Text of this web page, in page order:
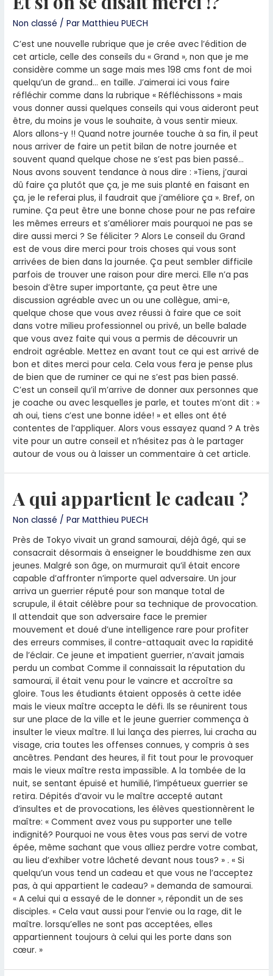
Non classé / ParMatthieu PUECH
C’est une nouvelle rubrique que je crée avec l’édition de
cet article, celle des conseils du « Grand », non que je me
considère comme un sage mais mes 198 cms font de moi
quelqu’un de grand… en taille. J’aimerai ici vous faire
réfléchir comme dans la rubrique « Réfléchissons » mais
vous donner aussi quelques conseils qui vous aideront peut
être, du moins je vous le souhaite, à vous sentir mieux.
Alors allons-y !! Quand notre journée touche à sa fin, il peut
nous arriver de faire un petit bilan de notre journée et
souvent quand quelque chose ne s’est pas bien passé…
Nous avons souvent tendance à nous dire : »Tiens, j’aurai
dû faire ça plutôt que ça, je me suis planté en faisant en
ça, je le referai plus, il faudrait que j’améliore ça ». Bref, on
rumine. Ça peut être une bonne chose pour ne pas refaire
les mêmes erreurs et s’améliorer mais pourquoi ne pas se
dire aussi merci ? Se féliciter ? Alors Le conseil du Grand
est de vous dire merci pour trois choses qui vous sont
arrivées de bien dans la journée. Ça peut sembler difficile
parfois de trouver une raison pour dire merci. Elle n’a pas
besoin d’être super importante, ça peut être une
discussion agréable avec un ou une collègue, ami-e,
quelque chose que vous avez réussi à faire que ce soit
dans votre milieu professionnel ou privé, un belle balade
que vous avez faite qui vous a permis de découvrir un
endroit agréable. Mettez en avant tout ce qui est arrivé de
bon et dites merci pour cela. Cela vous fera je pense plus
de bien que de ruminer ce qui ne s’est pas bien passé.
C’est un conseil qu’il m’arrive de donner aux personnes que
je coache ou avec lesquelles je parle, et toutes m’ont dit : »
ah oui, tiens c’est une bonne idée! » et elles ont été
contentes de l’appliquer. Alors vous essayez quand ? A très
vite pour un autre conseil et n’hésitez pas à le partager
autour de vous ou à laisser un commentaire à cet article.
A qui appartient le cadeau ?
Non classé / ParMatthieu PUECH
Près de Tokyo vivait un grand samouraï, déjà âgé, qui se
consacrait désormais à enseigner le bouddhisme zen aux
jeunes. Malgré son âge, on murmurait qu’il était encore
capable d’affronter n’importe quel adversaire. Un jour
arriva un guerrier réputé pour son manque total de
scrupule, il était célèbre pour sa technique de provocation.
Il attendait que son adversaire face le premier
mouvement et doué d’une intelligence rare pour profiter
des erreurs commises, il contre-attaquait avec la rapidité
de l’éclair. Ce jeune et impatient guerrier, n’avait jamais
perdu un combat Comme il connaissait la réputation du
samouraï, il était venu pour le vaincre et accroître sa
gloire. Tous les étudiants étaient opposés à cette idée
mais le vieux maître accepta le défi. Ils se réunirent tous
sur une place de la ville et le jeune guerrier commença à
insulter le vieux maître. Il lui lança des pierres, lui cracha au
visage, cria toutes les offenses connues, y compris à ses
ancêtres. Pendant des heures, il fit tout pour le provoquer
mais le vieux maître resta impassible. A la tombée de la
nuit, se sentant épuisé et humilié, l’impétueux guerrier se
retira. Dépités d’avoir vu le maître accepté autant
d’insultes et de provocations, les élèves questionnèrent le
maître: « Comment avez vous pu supporter une telle
indignité? Pourquoi ne vous êtes vous pas servi de votre
épée, même sachant que vous alliez perdre votre combat,
au lieu d’exhiber votre lâcheté devant nous tous? » . « Si
quelqu’un vous tend un cadeau et que vous ne l’acceptez
pas, à qui appartient le cadeau? » demanda de samouraï.
« A celui qui a essayé de le donner », répondit un de ses
disciples. « Cela vaut aussi pour l’envie ou la rage, dit le
maître. lorsqu’elles ne sont pas acceptées, elles
appartiennent toujours à celui qui les porte dans son
cœur. »